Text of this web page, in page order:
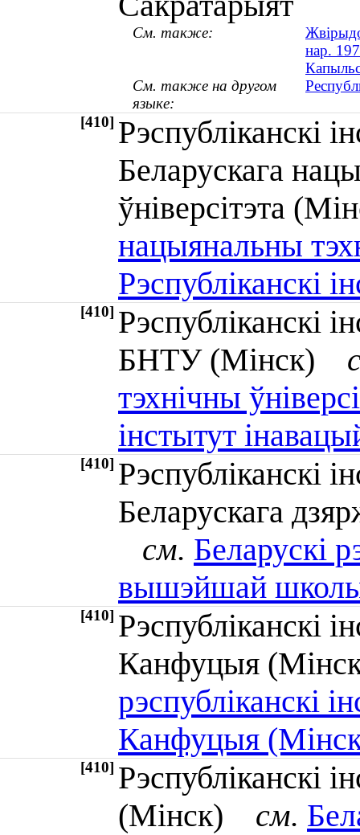
См. также:
нар.
См. также на другом
языке:
[410] Рэспубліканскі
Беларускага
ўніверсітэта
нацыянальны
Рэспубліканскі
[410] Рэспубліканскі
БНТУ (Мінск)
тэхнічны
інстытут
[410] Рэспубліканскі
Беларускага
см. Беларускі
вышэйшай
[410] Рэспубліканскі
Канфуцыя
рэспубліканскі
Канфуцыя
[410] Рэспубліканскі
(Мінск) см.